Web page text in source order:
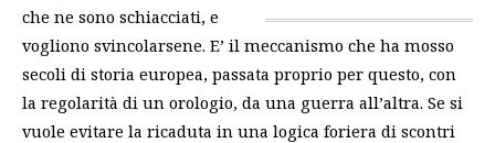
che ne sono schiacciati, e
vogliono svincolarsene. E’ il meccanismo che ha mosso
secoli di storia europea, passata proprio per questo, con
la regolarità di un orologio, da una guerra all’altra. Se si
vuole evitare la ricaduta in una logica foriera di scontri